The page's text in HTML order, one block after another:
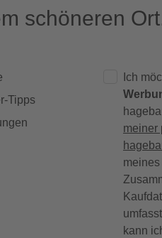
schöneren
Tipps
Ich
meiner
kann